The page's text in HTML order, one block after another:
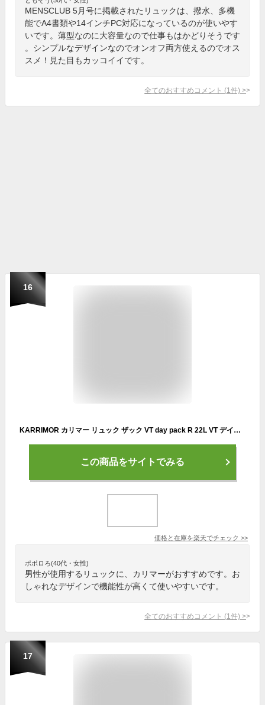
MENSCLUB 5月号に掲載されたリュックは、撥水、多機
能でA4書類や14インチPC対応になっているのが使いやす
いです。薄型なのに大容量なので仕事もはかどりそうです
。シンプルなデザインなのでオンオフ両方使えるのでオス
スメ！見た目もカッコイイです。
全てのおすすめコメント (1 件) >
16
KARRIMOR カリマー リュック ザック VT day pack R 22L VT デイパック R 22リットル 登山 トレッキング 501219【沖縄配送不可】
この商品をサイトでみる
価格と在庫を楽天でチェック >>
ポポロろ(40代・女性)
男性が使用するリュックに、カリマーがおすすめです。お
しゃれなデザインで機能性が高くて使いやすいです。
全てのおすすめコメント (1 件) >
17